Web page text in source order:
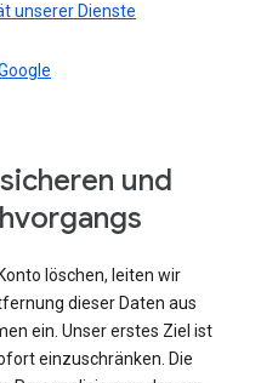
unserer Dienste
und
löschen, leiten wir
dieser Daten aus
ein. Unser erstes Ziel ist
einzuschränken. Die